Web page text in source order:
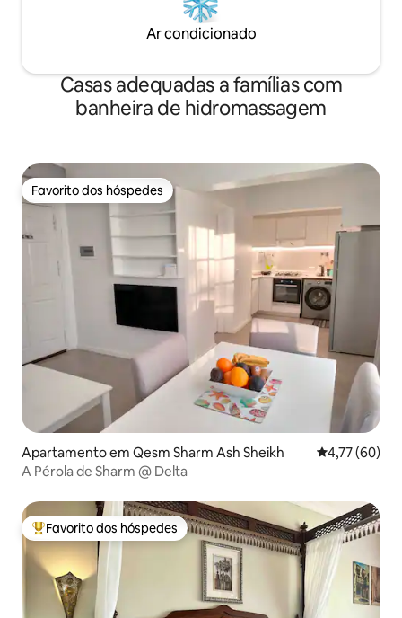
Ar condicionado
Casas adequadas a famílias com
banheira de hidromassagem
Favorito dos hóspedes
Favorito dos hóspedes
Apartamento em Qesm Sharm Ash Sheikh Classificação
4,77 (60)
A Pérola de Sharm @ Delta
Favoritos dos hóspedes mais apreciados
Favorito dos hóspedes